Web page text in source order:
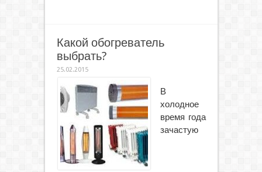
Какой обогреватель
выбрать?
25.02.2015
В
холодное
время года
зачастую